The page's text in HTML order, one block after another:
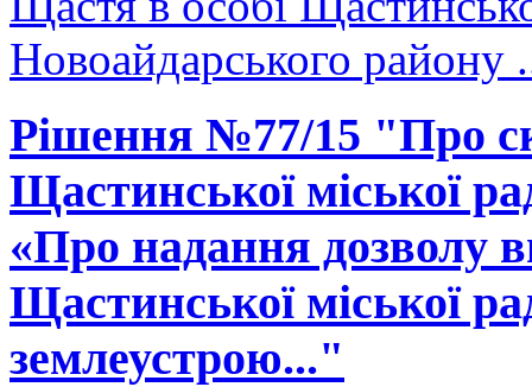
Новоайдарського району
Рішення №77/15 "Про
Щастинської міської
«Про надання дозволу
Щастинської міської
землеустрою..."